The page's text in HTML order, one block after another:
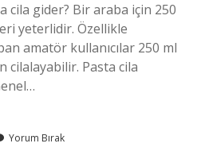
cila gider? Bir araba için 250
yeterlidir. Özellikle
amatör kullanıcılar 250 ml
cilalayabilir. Pasta cila
Yorum Bırak